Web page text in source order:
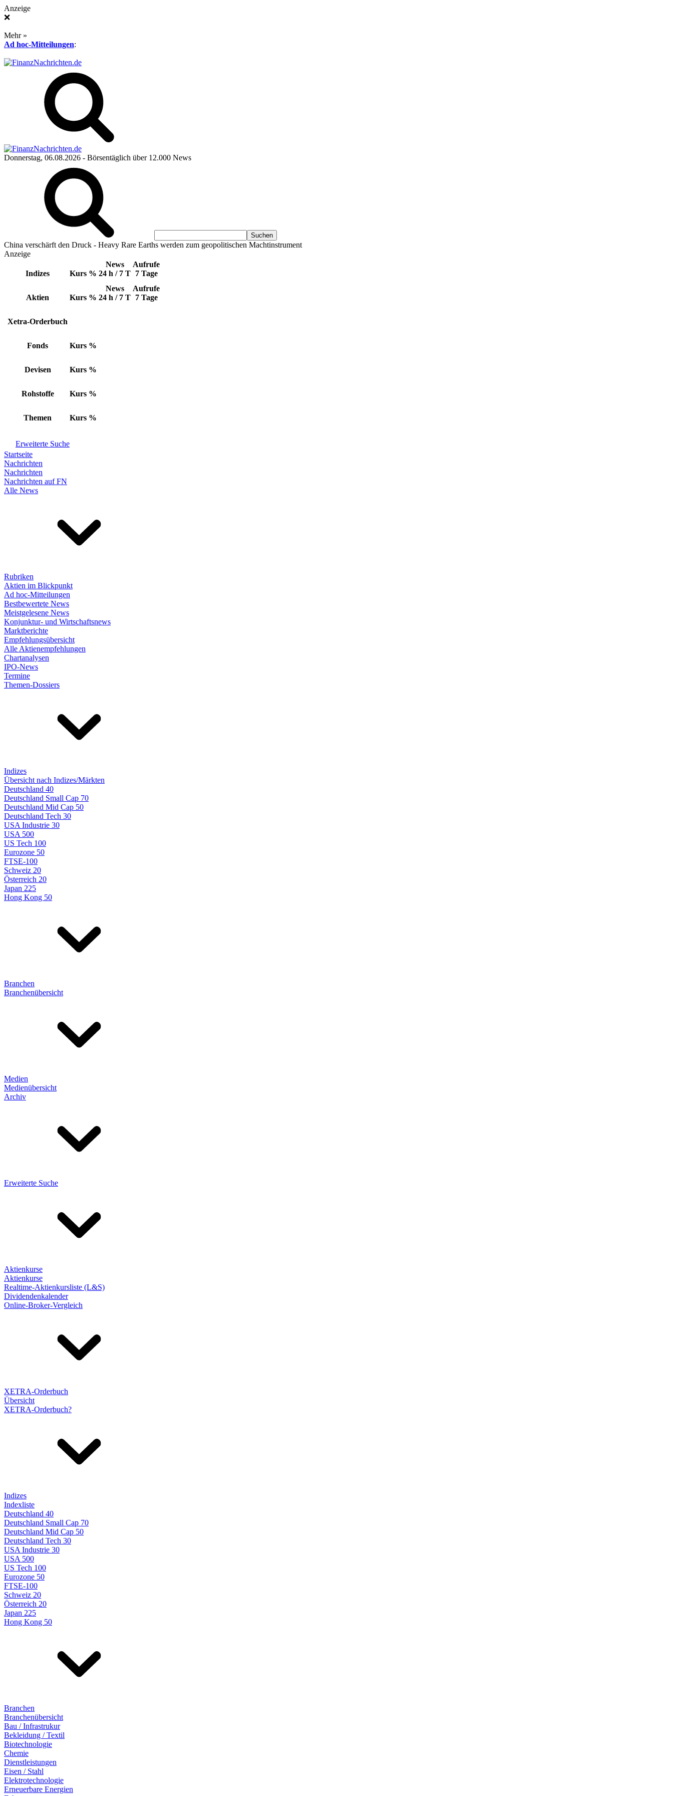
Anzeige
❌
Mehr »
Ad hoc-Mitteilungen:
Donnerstag, 06.08.2026 - Börsentäglich über 12.000 News
China verschärft den Druck - Heavy Rare Earths werden zum geopolitischen Machtinstrument
Anzeige
Indizes Kurs %
News
24 h / 7 T
Aufrufe
7 Tage
Aktien Kurs %
News
24 h / 7 T
Aufrufe
7 Tage
Xetra-Orderbuch
Fonds Kurs %
Devisen Kurs %
Rohstoffe Kurs %
Themen Kurs %
Erweiterte Suche
Startseite
Nachrichten
Nachrichten
Nachrichten auf FN
Alle News
Rubriken
Aktien im Blickpunkt
Ad hoc-Mitteilungen
Bestbewertete News
Meistgelesene News
Konjunktur- und Wirtschaftsnews
Marktberichte
Empfehlungsübersicht
Alle Aktienempfehlungen
Chartanalysen
IPO-News
Termine
Themen-Dossiers
Indizes
Übersicht nach Indizes/Märkten
Deutschland 40
Deutschland Small Cap 70
Deutschland Mid Cap 50
Deutschland Tech 30
USA Industrie 30
USA 500
US Tech 100
Eurozone 50
FTSE-100
Schweiz 20
Österreich 20
Japan 225
Hong Kong 50
Branchen
Branchenübersicht
Medien
Medienübersicht
Archiv
Erweiterte Suche
Aktienkurse
Aktienkurse
Realtime-Aktienkursliste (L&S)
Dividendenkalender
Online-Broker-Vergleich
XETRA-Orderbuch
Übersicht
XETRA-Orderbuch?
Indizes
Indexliste
Deutschland 40
Deutschland Small Cap 70
Deutschland Mid Cap 50
Deutschland Tech 30
USA Industrie 30
USA 500
US Tech 100
Eurozone 50
FTSE-100
Schweiz 20
Österreich 20
Japan 225
Hong Kong 50
Branchen
Branchenübersicht
Bau / Infrastrukur
Bekleidung / Textil
Biotechnologie
Chemie
Dienstleistungen
Eisen / Stahl
Elektrotechnologie
Erneuerbare Energien